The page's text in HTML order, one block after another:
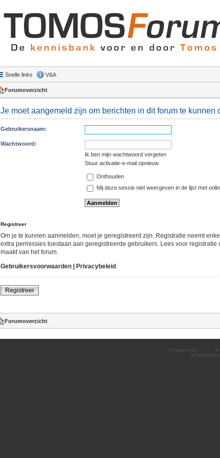
Snelle links V&A
Forumoverzicht
Je moet aangemeld zijn om berichten in dit forum te kunnen
Gebruikersnaam:
Wachtwoord:
Ik ben mijn wachtwoord vergeten
Stuur activatie-e-mail opnieuw
Onthouden
Mij deze sessie niet weergeven in de lijst met
Registreer
Om je te kunnen aanmelden, moet je geregistreerd zijn. Registratie neemt
extra permissies toestaan aan geregistreerde gebruikers. Lees voor
maakt van het forum.
Gebruikersvoorwaarden| Privacybeleid
Registreer
Forumoverzicht
Powered by